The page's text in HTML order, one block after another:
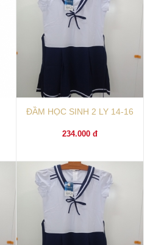
ĐẦM HỌC SINH 2 LY 14-16
234.000 đ